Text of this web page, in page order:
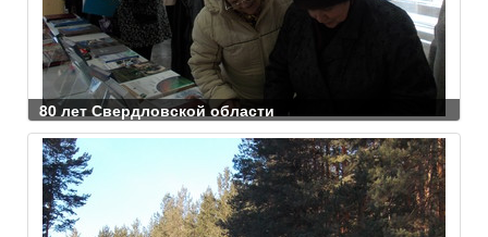
80 лет Свердловской области